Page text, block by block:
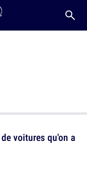
voitures qu'on a